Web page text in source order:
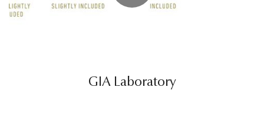
GIA Laboratory